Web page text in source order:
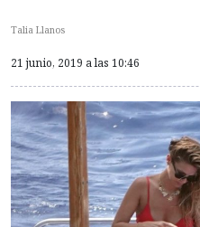
Talia Llanos
21 junio, 2019 a las 10:46